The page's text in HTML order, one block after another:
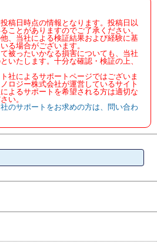
稿日時点の情報となります。投稿日以
ことがありますのでご了承ください。
、当社による検証結果および経験に基
る場合がございます。
被ったいかなる損害についても、当社
いたします。十分な確認・検証の上、
社によるサポートページではございま
ロジー株式会社が運営しているサイト
よるサポートを希望される方は適切な
い。
社のサポートをお求めの方は、問い合わ